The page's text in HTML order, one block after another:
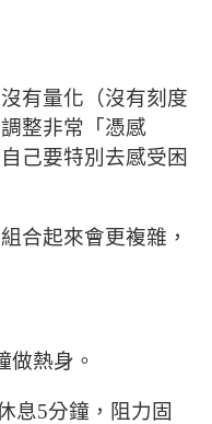
有量化（沒有刻度
整非常「憑感
己要特別去感受困
合起來會更複雜，
做熱身。
息5分鐘，阻力固